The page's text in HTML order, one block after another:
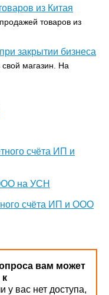
из Китая
товаров из
закрытии бизнеса
магазин. На
счёта ИП и
на УСН
счёта ИП и ООО
вам может
к
у вас нет доступа,